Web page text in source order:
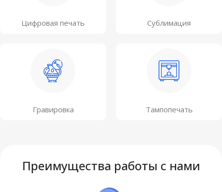
Цифровая печать Сублимация
Гравировка Тампопечать
Преимущества работы с нами